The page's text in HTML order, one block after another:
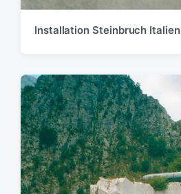
Installation Steinbruch Italien